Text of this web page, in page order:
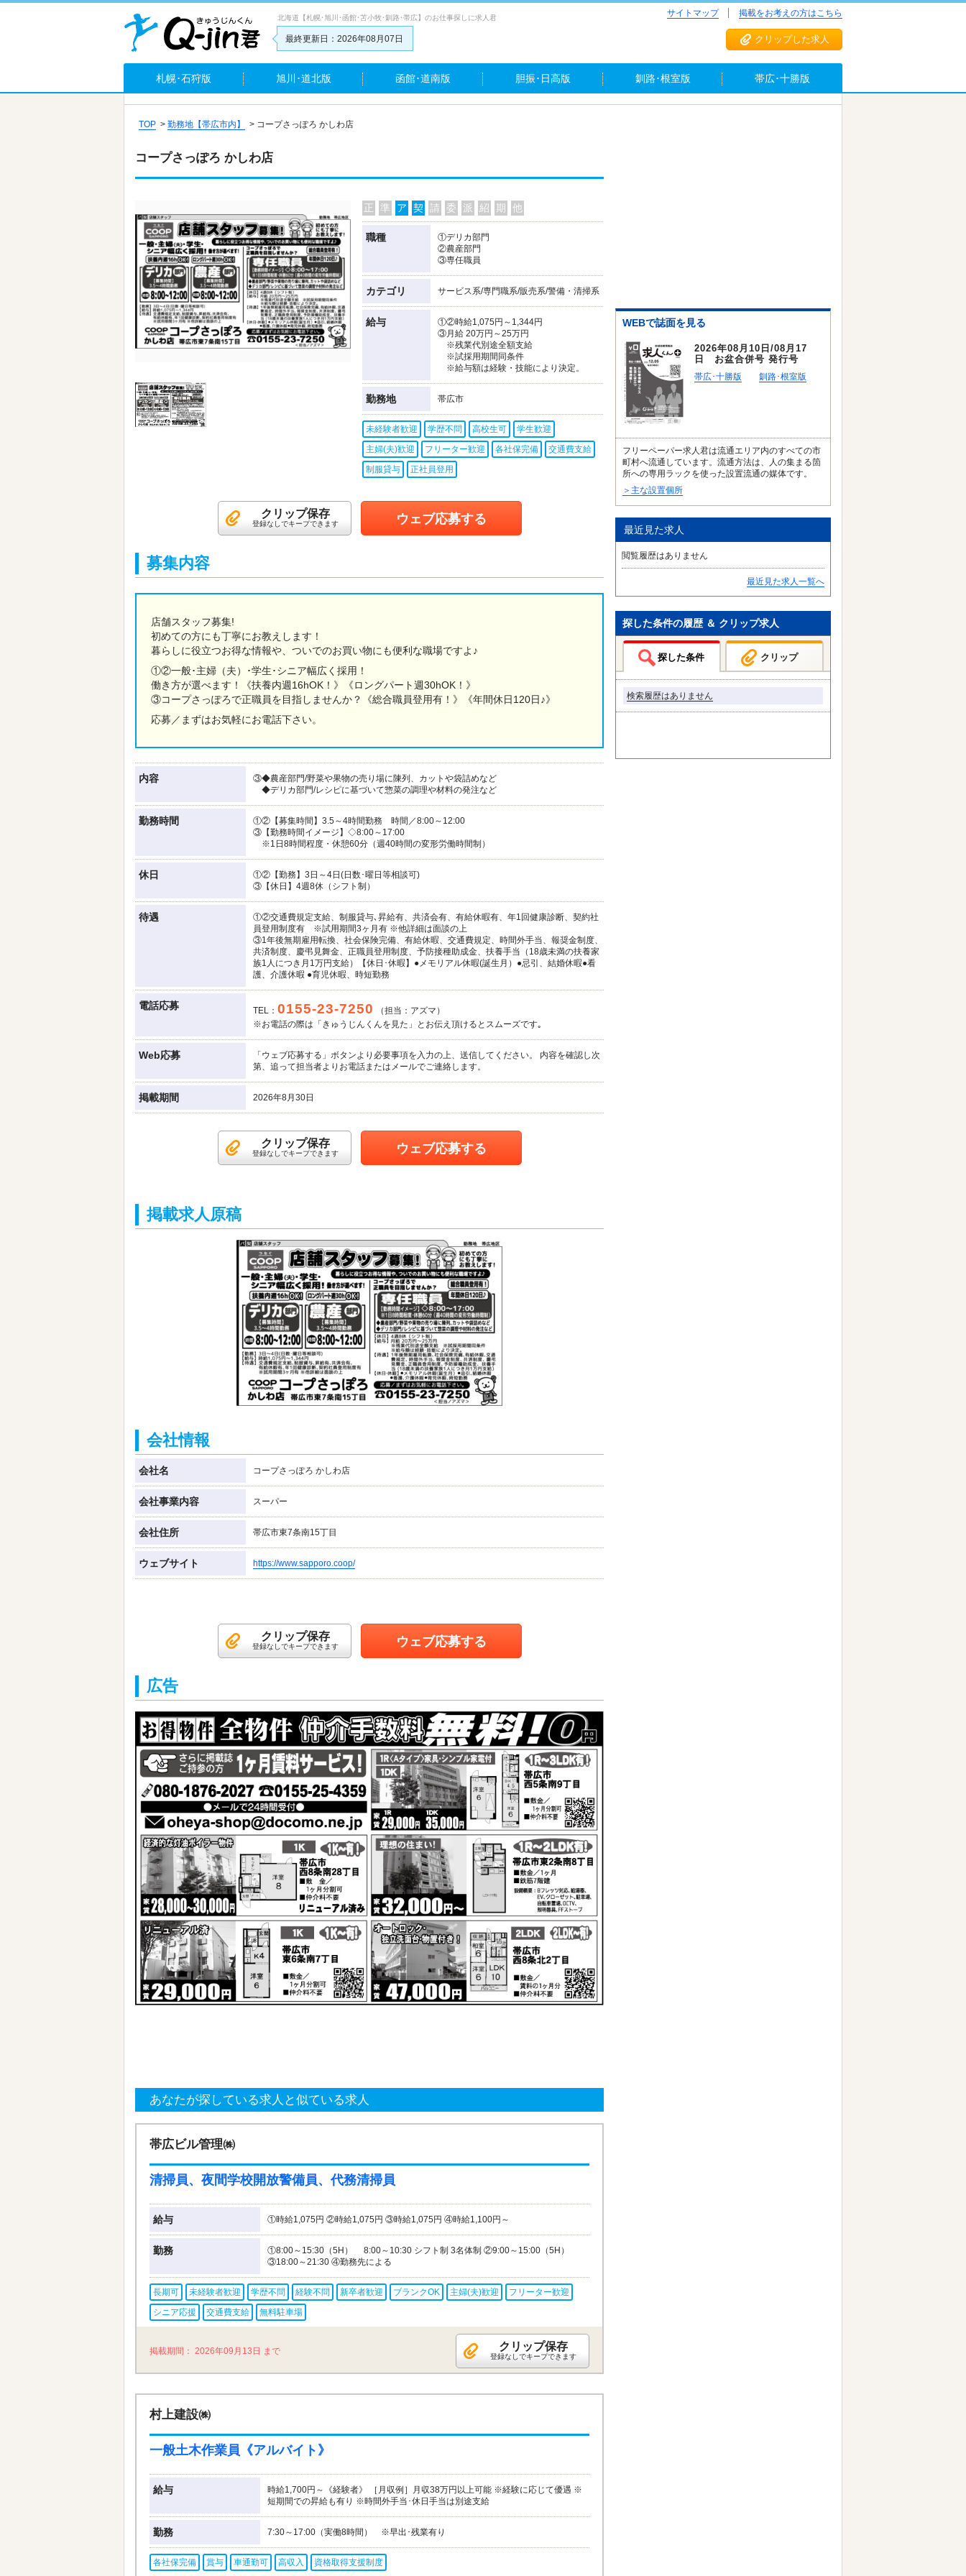
北海道【札幌･旭川･函館･苫小牧･釧路･帯広】のお仕事探しに求人君
最終更新日：2026年08月07日
サイトマップ 掲載をお考えの方はこちら
クリップした求人
札幌･石狩版 旭川･道北版 函館･道南版 胆振･日高版 釧路･根室版 帯広･十勝版
TOP > 勤務地【帯広市内】 > コープさっぽろ かしわ店
コープさっぽろ かしわ店
正 準 ア 契 請 委 派 紹 期 他
職種
①デリカ部門
②農産部門
③専任職員
カテゴリ サービス系/専門職系/販売系/警備・清掃系
給与
①②時給1,075円～1,344円
③月給 20万円～25万円
※残業代別途全額支給
※試採用期間同条件
※給与額は経験・技能により決定。
勤務地 帯広市
未経験者歓迎 学歴不問 高校生可
学生歓迎
主婦(夫)歓迎
フリーター歓迎 各社保完備
交通費支給
制服貸与
正社員登用
クリップ保存
登録なしでキープできます ウェブ応募する
募集内容
店舗スタッフ募集!
初めての方にも丁寧にお教えします！
暮らしに役立つお得な情報や、ついでのお買い物にも便利な職場ですよ♪
①②一般･主婦（夫）･学生･シニア幅広く採用！
働き方が選べます！《扶養内週16hOK！》《ロングパート週30hOK！》
③コープさっぽろで正職員を目指しませんか？《総合職員登用有！》《年間休日120日♪》
応募／まずはお気軽にお電話下さい。
内容
③◆農産部門/野菜や果物の売り場に陳列、カットや袋詰めなど
◆デリカ部門/レシピに基づいて惣菜の調理や材料の発注など
勤務時間
①②【募集時間】3.5～4時間勤務 時間／8:00～12:00
③【勤務時間イメージ】◇8:00～17:00
※1日8時間程度・休憩60分（週40時間の変形労働時間制）
休日
①②【勤務】3日～4日(日数･曜日等相談可)
③【休日】4週8休（シフト制）
待遇
①②交通費規定支給、制服貸与､昇給有、共済会有、有給休暇有、年1回健康診断、契約社
員登用制度有 ※試用期間3ヶ月有 ※他詳細は面談の上
③1年後無期雇用転換、社会保険完備、有給休暇、交通費規定、時間外手当、報奨金制度、
共済制度、慶弔見舞金、正職員登用制度、予防接種助成金、扶養手当（18歳未満の扶養家
族1人につき月1万円支給）【休日･休暇】●メモリアル休暇(誕生月）●忌引、結婚休暇●看
護、介護休暇 ●育児休暇、時短勤務
電話応募 TEL： 0155-23-7250
（担当：アズマ）
※お電話の際は「きゅうじんくんを見た」とお伝え頂けるとスムーズです｡
Web応募
「ウェブ応募する」ボタンより必要事項を入力の上、送信してください。 内容を確認し次
第、追って担当者よりお電話またはメールでご連絡します。
掲載期間 2026年8月30日
クリップ保存
登録なしでキープできます ウェブ応募する
掲載求人原稿
会社情報
会社名 コープさっぽろ かしわ店
会社事業内容 スーパー
会社住所 帯広市東7条南15丁目
ウェブサイト https://www.sapporo.coop/
クリップ保存
登録なしでキープできます ウェブ応募する
広告
WEBで誌面を見る
2026年08月10日/08月17
日 お盆合併号 発行号
帯広･十勝版 釧路･根室版
フリーペーパー求人君は流通エリア内のすべての市
町村へ流通しています。流通方法は、人の集まる箇
所への専用ラックを使った設置流通の媒体です。
＞主な設置個所
最近見た求人
閲覧履歴はありません
最近見た求人一覧へ
探した条件の履歴 ＆ クリップ求人
探した条件 クリップ
検索履歴はありません
あなたが探している求人と似ている求人
帯広ビル管理㈱
清掃員、夜間学校開放警備員、代務清掃員
給与 ①時給1,075円 ②時給1,075円 ③時給1,075円 ④時給1,100円～
勤務
①8:00～15:30（5H） 8:00～10:30 シフト制 3名体制 ②9:00～15:00（5H）
③18:00～21:30 ④勤務先による
長期可 未経験者歓迎 学歴不問 経験不問 新卒者歓迎 ブランクOK 主婦(夫)歓迎
フリーター歓迎
シニア応援
交通費支給 無料駐車場
2026年09月13日 クリップ保存
登録なしでキープできます
村上建設㈱
一般土木作業員《アルバイト》
給与
時給1,700円～《経験者》 ［月収例］月収38万円以上可能 ※経験に応じて優遇 ※
短期間での昇給も有り ※時間外手当･休日手当は別途支給
勤務 7:30～17:00（実働8時間） ※早出･残業有り
各社保完備 賞与 車通勤可 高収入 資格取得支援制度